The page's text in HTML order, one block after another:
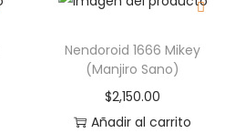
Nendoroid 1666 Mikey
(Manjiro Sano)
$2,150.00
Añadir al carrito